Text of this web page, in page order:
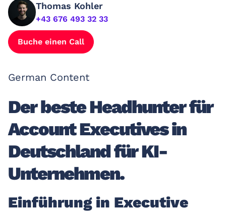
Thomas Kohler
+43 676 493 32 33
Buche einen Call
German Content
Der beste Headhunter für
Account Executives in
Deutschland für KI-
Unternehmen.
Einführung in Executive